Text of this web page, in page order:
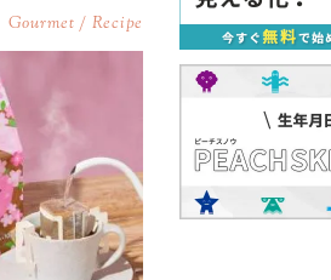
Gourmet / Recipe